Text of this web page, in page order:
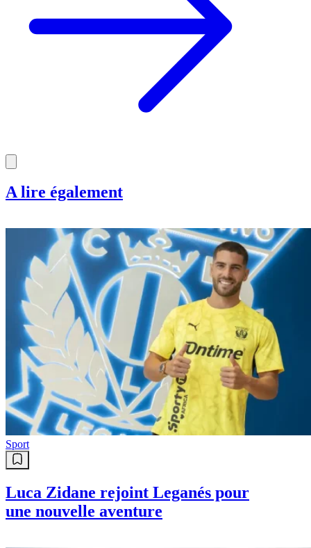
A lire également
Sport
Luca Zidane rejoint Leganés pour
une nouvelle aventure